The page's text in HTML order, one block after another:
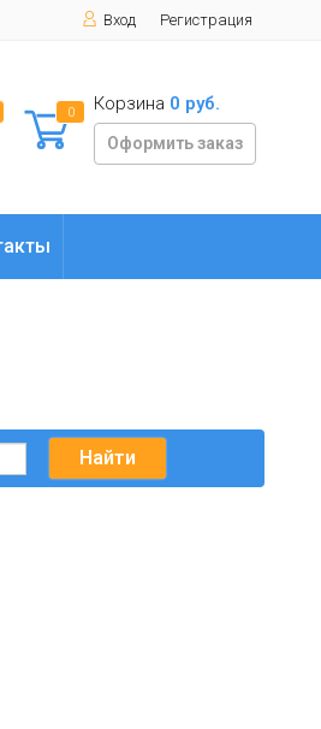
Вход Регистрация
0 Корзина 0 руб.
Оформить заказ